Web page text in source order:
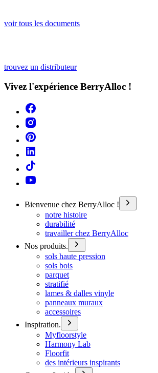
voir tous les documents
trouvez un distributeur
Vivez l'expérience BerryAlloc !
Bienvenue chez BerryAlloc !
notre histoire
durabilité
travailler chez BerryAlloc
Nos produits.
sols haute pression
sols bois
parquet
stratifié
lames & dalles vinyle
panneaux muraux
accessoires
Inspiration.
Myfloorstyle
Harmony Lab
Floorfit
des intérieurs inspirants